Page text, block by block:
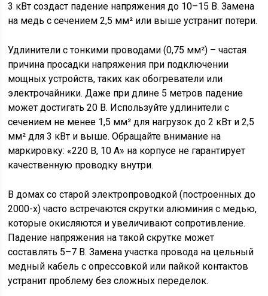
3 кВт создаст падение напряжения до 10–15 В. Замена
на медь с сечением 2,5 мм² или выше устранит потери.
Удлинители с тонкими проводами (0,75 мм²) – частая
причина просадки напряжения при подключении
мощных устройств, таких как обогреватели или
электрочайники. Даже при длине 5 метров падение
может достигать 20 В. Используйте удлинители с
сечением не менее 1,5 мм² для нагрузок до 2 кВт и 2,5
мм² для 3 кВт и выше. Обращайте внимание на
маркировку: «220 В, 10 А» на корпусе не гарантирует
качественную проводку внутри.
В домах со старой электропроводкой (построенных до
2000-х) часто встречаются скрутки алюминия с медью,
которые окисляются и увеличивают сопротивление.
Падение напряжения на такой скрутке может
составлять 5–7 В. Замена участка провода на цельный
медный кабель с опрессовкой или пайкой контактов
устранит проблему без сложных переделок.